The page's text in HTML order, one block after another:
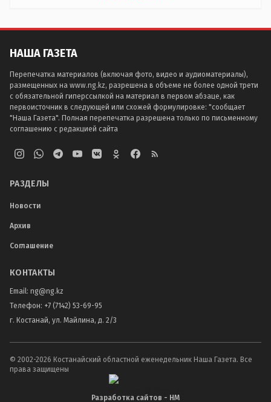
НАША ГАЗЕТА
Перепечатка материалов (включая фото, видео и аудиоматериалы),
размещенных на www.ng.kz, разрешена в объеме не более одной трети
с обязательной гиперссылкой на материал в первом абзаце, как
первоисточник в следующей или схожей формулировке: "сообщает
"Наша Газета". Полная перепечатка разрешена только по письменному
соглашению с редакцией сайта
РАЗДЕЛЫ
Новости
Архив
Соглашение
КОНТАКТЫ
Email: ng@ng.kz
Телефон: +7 (7142) 53-69-95
г. Костанай, ул. Майлина, д. 2/3
© 2002-2026 Костанайский областной еженедельник Наша Газета. Все
права защищены
Разработка сайтов - НМ